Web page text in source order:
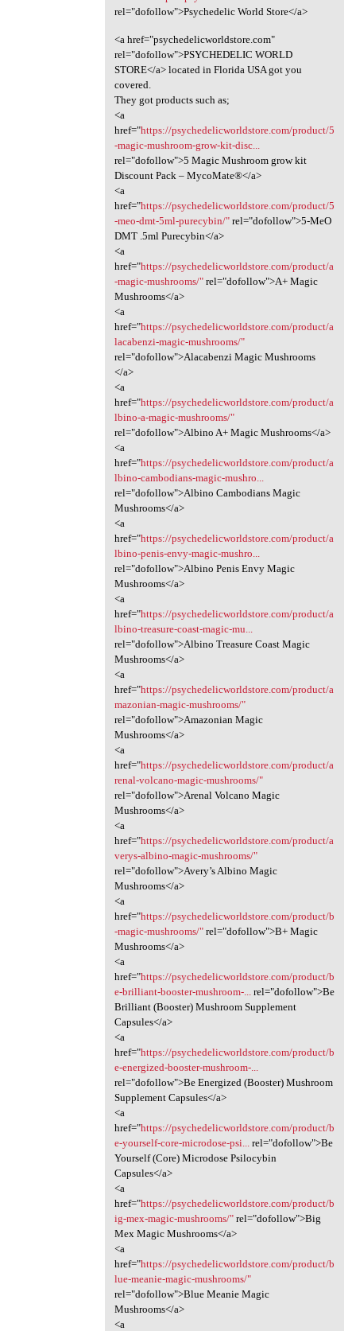
rel="dofollow">Psychedelic World Store</a>
<a href="psychedelicworldstore.com"
rel="dofollow">PSYCHEDELIC WORLD
STORE</a> located in Florida USA got you
covered.
They got products such as;
<a
href="https://psychedelicworldstore.com/product/5
-magic-mushroom-grow-kit-disc...
rel="dofollow">5 Magic Mushroom grow kit
Discount Pack – MycoMate®</a>
<a
href="https://psychedelicworldstore.com/product/5
-meo-dmt-5ml-purecybin/"rel="dofollow">5-MeO
DMT .5ml Purecybin</a>
<a
href="https://psychedelicworldstore.com/product/a
-magic-mushrooms/"rel="dofollow">A+ Magic
Mushrooms</a>
<a
href="https://psychedelicworldstore.com/product/a
lacabenzi-magic-mushrooms/"
rel="dofollow">Alacabenzi Magic Mushrooms
</a>
<a
href="https://psychedelicworldstore.com/product/a
lbino-a-magic-mushrooms/"
rel="dofollow">Albino A+ Magic Mushrooms</a>
<a
href="https://psychedelicworldstore.com/product/a
lbino-cambodians-magic-mushro...
rel="dofollow">Albino Cambodians Magic
Mushrooms</a>
<a
href="https://psychedelicworldstore.com/product/a
lbino-penis-envy-magic-mushro...
rel="dofollow">Albino Penis Envy Magic
Mushrooms</a>
<a
href="https://psychedelicworldstore.com/product/a
lbino-treasure-coast-magic-mu...
rel="dofollow">Albino Treasure Coast Magic
Mushrooms</a>
<a
href="https://psychedelicworldstore.com/product/a
mazonian-magic-mushrooms/"
rel="dofollow">Amazonian Magic
Mushrooms</a>
<a
href="https://psychedelicworldstore.com/product/a
renal-volcano-magic-mushrooms/"
rel="dofollow">Arenal Volcano Magic
Mushrooms</a>
<a
href="https://psychedelicworldstore.com/product/a
verys-albino-magic-mushrooms/"
rel="dofollow">Avery’s Albino Magic
Mushrooms</a>
<a
href="https://psychedelicworldstore.com/product/b
-magic-mushrooms/"rel="dofollow">B+ Magic
Mushrooms</a>
<a
href="https://psychedelicworldstore.com/product/b
e-brilliant-booster-mushroom-...
rel="dofollow">Be
Brilliant (Booster) Mushroom Supplement
Capsules</a>
<a
href="https://psychedelicworldstore.com/product/b
e-energized-booster-mushroom-...
rel="dofollow">Be Energized (Booster) Mushroom
Supplement Capsules</a>
<a
href="https://psychedelicworldstore.com/product/b
e-yourself-core-microdose-psi...
rel="dofollow">Be
Yourself (Core) Microdose Psilocybin
Capsules</a>
<a
href="https://psychedelicworldstore.com/product/b
ig-mex-magic-mushrooms/"rel="dofollow">Big
Mex Magic Mushrooms</a>
<a
href="https://psychedelicworldstore.com/product/b
lue-meanie-magic-mushrooms/"
rel="dofollow">Blue Meanie Magic
Mushrooms</a>
<a